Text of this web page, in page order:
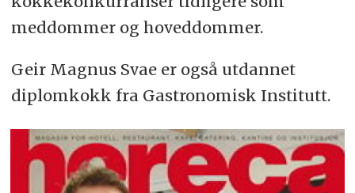
meddommer og hoveddommer.
Geir Magnus Svae er også utdannet
diplomkokk fra Gastronomisk Institutt.